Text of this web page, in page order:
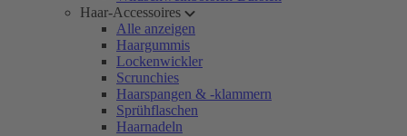
Haar-Accessoires
Alle anzeigen
Haargummis
Lockenwickler
Scrunchies
Haarspangen & -klammern
Sprühflaschen
Haarnadeln